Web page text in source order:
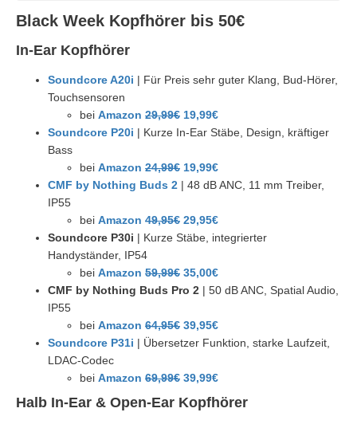
Black Week Kopfhörer bis 50€
In-Ear Kopfhörer
Soundcore A20i | Für Preis sehr guter Klang, Bud-Hörer,
Touchsensoren
bei Amazon 29,99€ 19,99€
Soundcore P20i | Kurze In-Ear Stäbe, Design, kräftiger
Bass
bei Amazon 24,99€ 19,99€
CMF by Nothing Buds 2 | 48 dB ANC, 11 mm Treiber,
IP55
bei Amazon 49,95€ 29,95€
Soundcore P30i | Kurze Stäbe, integrierter
Handyständer, IP54
bei Amazon 59,99€ 35,00€
CMF by Nothing Buds Pro 2 | 50 dB ANC, Spatial Audio,
IP55
bei Amazon 64,95€ 39,95€
Soundcore P31i | Übersetzer Funktion, starke Laufzeit,
LDAC-Codec
bei Amazon 69,99€ 39,99€
Halb In-Ear & Open-Ear Kopfhörer